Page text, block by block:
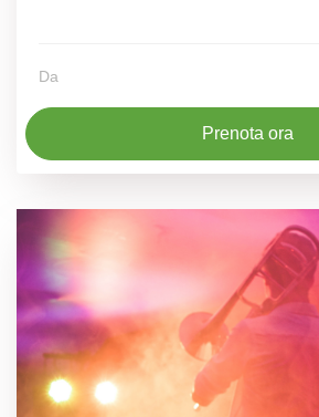
Da
Prenota ora